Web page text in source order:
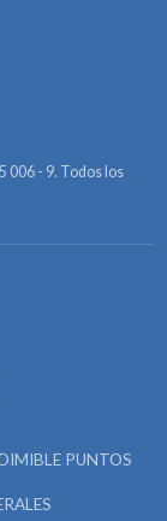
006 - 9. Todos los
PUNTOS